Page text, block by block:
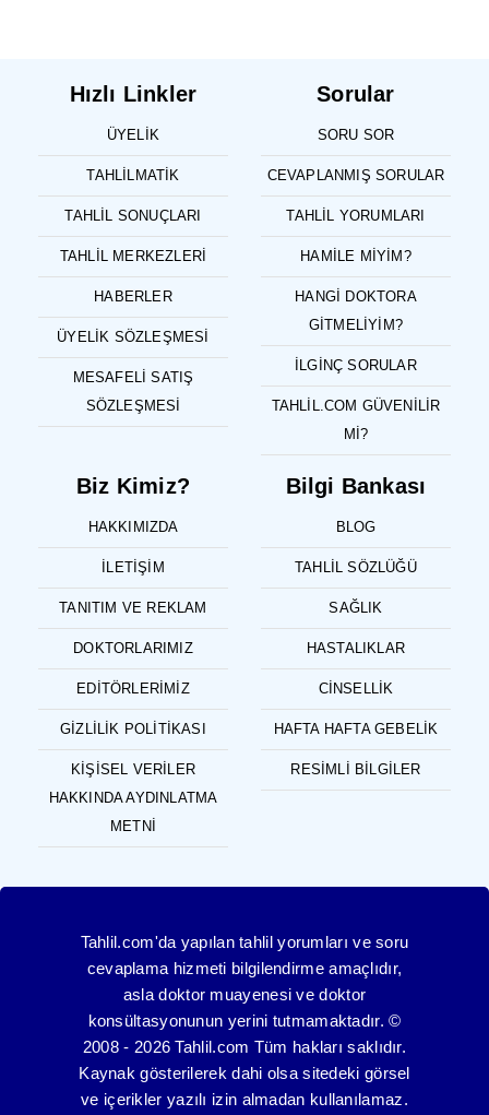
Hızlı Linkler
ÜYELIK
TAHLILMATIK
TAHLIL SONUÇLARI
TAHLIL MERKEZLERI
HABERLER
ÜYELIK SÖZLEŞMESI
MESAFELI SATIŞ
SÖZLEŞMESI
Sorular
SORU SOR
CEVAPLANMIŞ SORULAR
TAHLIL YORUMLARI
HAMILE MIYIM?
HANGI DOKTORA
GITMELIYIM?
İLGINÇ SORULAR
TAHLIL.COM GÜVENILIR
MI?
Biz Kimiz?
HAKKIMIZDA
İLETIŞIM
TANITIM VE REKLAM
DOKTORLARIMIZ
EDITÖRLERIMIZ
GIZLILIK POLITIKASI
KIŞISEL VERILER
HAKKINDA AYDINLATMA
METNI
Bilgi Bankası
BLOG
TAHLIL SÖZLÜĞÜ
SAĞLIK
HASTALIKLAR
CINSELLIK
HAFTA HAFTA GEBELIK
RESIMLI BILGILER
Tahlil.com'da yapılan tahlil yorumları ve soru
cevaplama hizmeti bilgilendirme amaçlıdır,
asla doktor muayenesi ve doktor
konsültasyonunun yerini tutmamaktadır. ©
2008 - 2026 Tahlil.com Tüm hakları saklıdır.
Kaynak gösterilerek dahi olsa sitedeki görsel
ve içerikler yazılı izin almadan kullanılamaz.